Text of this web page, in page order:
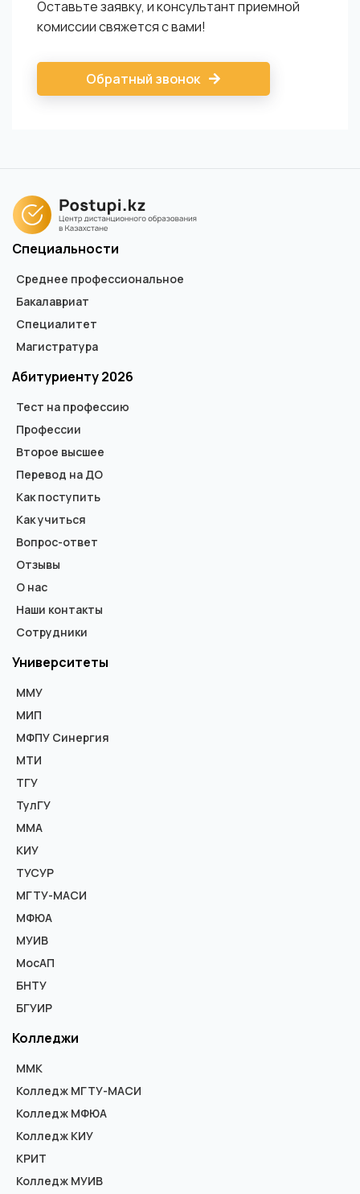
Оставьте заявку, и консультант приемной
комиссии свяжется с вами!
Обратный звонок
Специальности
Среднее профессиональное
Бакалавриат
Специалитет
Магистратура
Абитуриенту 2026
Тест на профессию
Профессии
Второе высшее
Перевод на ДО
Как поступить
Как учиться
Вопрос-ответ
Отзывы
О нас
Наши контакты
Сотрудники
Университеты
ММУ
МИП
МФПУ Синергия
МТИ
ТГУ
ТулГУ
ММА
КИУ
ТУСУР
МГТУ-МАСИ
МФЮА
МУИВ
МосАП
БНТУ
БГУИР
Колледжи
ММК
Колледж МГТУ-МАСИ
Колледж МФЮА
Колледж КИУ
КРИТ
Колледж МУИВ